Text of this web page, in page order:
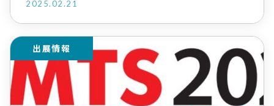
2025.02.21
出展情報